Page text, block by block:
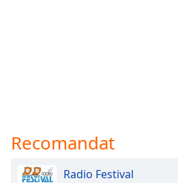
Recomandat
Radio Festival